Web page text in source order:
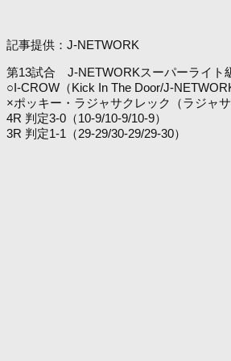
記事提供：J-NETWORK
第13試合 J-NETWORKスーパーライト
○I-CROW（Kick In The Door/J-
×ポッキー・ラジャサクレック（ラジャ
4R 判定3-0（10-9/10-9/10-9）
3R 判定1-1（29-29/30-29/29-30）